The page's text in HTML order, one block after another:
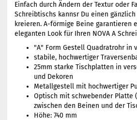
Einfach durch Ändern der Textur oder
Schreibtischs kannsr Du einen
kreieren. A-förmige Beine garantieren
eleganten Look für Ihren NOVA A
"A" Form Gestell Quadratrohr in
stabile, hochwertiger
25mm starke Tischplatten in
und Dekoren
Metallgestell mit hochwertiger
Optisch mit schwebender Platte
zwischen den Beinen und der
Höhe: 740 mm